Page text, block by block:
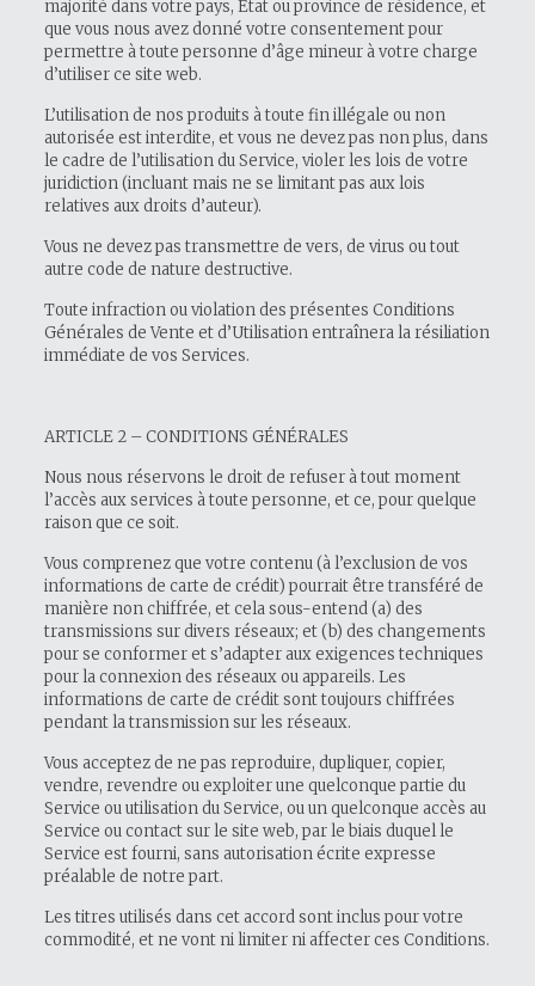
majorité dans votre pays, État ou province de résidence, et
que vous nous avez donné votre consentement pour
permettre à toute personne d’âge mineur à votre charge
d’utiliser ce site web.
L’utilisation de nos produits à toute fin illégale ou non
autorisée est interdite, et vous ne devez pas non plus, dans
le cadre de l’utilisation du Service, violer les lois de votre
juridiction (incluant mais ne se limitant pas aux lois
relatives aux droits d’auteur).
Vous ne devez pas transmettre de vers, de virus ou tout
autre code de nature destructive.
Toute infraction ou violation des présentes Conditions
Générales de Vente et d’Utilisation entraînera la résiliation
immédiate de vos Services.
ARTICLE 2 – CONDITIONS GÉNÉRALES
Nous nous réservons le droit de refuser à tout moment
l’accès aux services à toute personne, et ce, pour quelque
raison que ce soit.
Vous comprenez que votre contenu (à l’exclusion de vos
informations de carte de crédit) pourrait être transféré de
manière non chiffrée, et cela sous-entend (a) des
transmissions sur divers réseaux; et (b) des changements
pour se conformer et s’adapter aux exigences techniques
pour la connexion des réseaux ou appareils. Les
informations de carte de crédit sont toujours chiffrées
pendant la transmission sur les réseaux.
Vous acceptez de ne pas reproduire, dupliquer, copier,
vendre, revendre ou exploiter une quelconque partie du
Service ou utilisation du Service, ou un quelconque accès au
Service ou contact sur le site web, par le biais duquel le
Service est fourni, sans autorisation écrite expresse
préalable de notre part.
Les titres utilisés dans cet accord sont inclus pour votre
commodité, et ne vont ni limiter ni affecter ces Conditions.